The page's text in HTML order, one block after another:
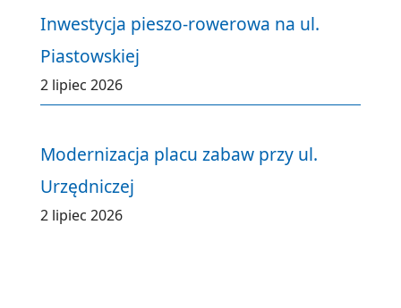
Inwestycja pieszo-rowerowa na ul.
Piastowskiej
2 lipiec 2026
Modernizacja placu zabaw przy ul.
Urzędniczej
2 lipiec 2026